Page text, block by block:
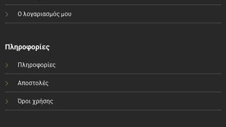
Ο λογαριασμός μου
Πληροφορίες
Πληροφορίες
Αποστολές
Όροι χρήσης